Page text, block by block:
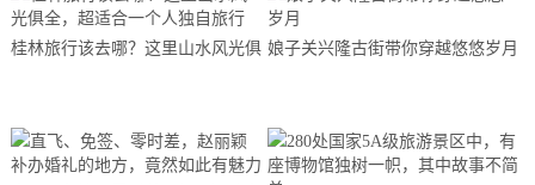
桂林旅行该去哪？这里山水风光俱 娘子关兴隆古街带你穿越悠悠岁月